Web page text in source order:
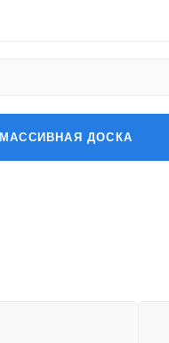
МАССИВНАЯ ДОСКА